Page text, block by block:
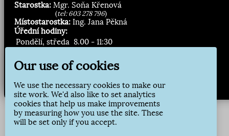
Starostka: Mgr. Soňa Křenová
(tel: 603 278 796)
Místostarostka: Ing. Jana Pěkná
Úřední hodiny:
Pondělí, středa 8.00 - 11:30
Zasílání novinek:
Přihlásit odběr
Our use of cookies
We use the necessary cookies to make our
site work. We'd also like to set analytics
cookies that help us make improvements
by measuring how you use the site. These
will be set only if you accept.